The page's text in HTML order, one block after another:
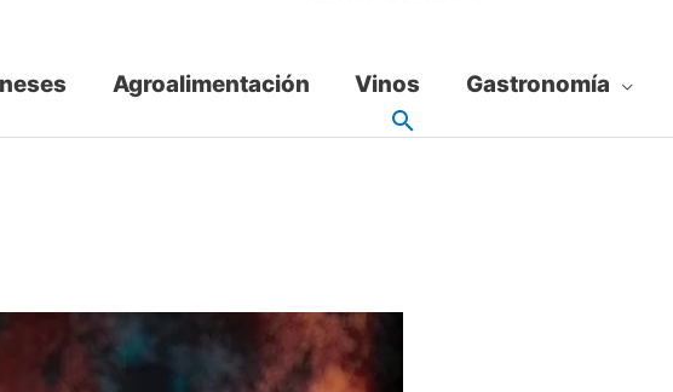
Agroalimentación Vinos Gastronomía